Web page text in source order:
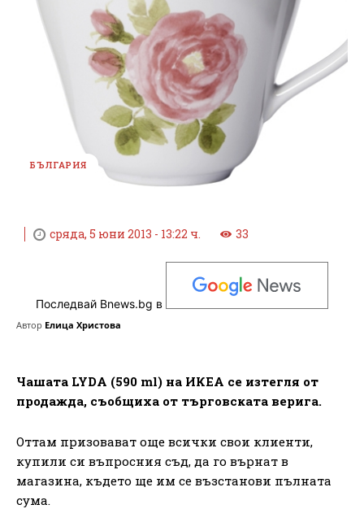
БЪЛГАРИЯ
сряда, 5 юни 2013 - 13:22 ч. 33
Последвай Bnews.bg в
Автор Елица Христова
Чашата LYDA (590 ml) на ИКЕА се изтегля от
продажда, съобщиха от търговската верига.
Оттам призовават още всички свои клиенти,
купили си въпросния съд, да го върнат в
магазина, където ще им се възстанови пълната
сума.